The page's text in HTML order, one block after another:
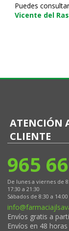
Puedes
Vicente del
ATENCIÓN
CLIENTE
965
De lunes a viernes de
17:30 a 21:30
Sábados de 8:30 a 14:00
Envíos gratis a
Envíos en 48 horas